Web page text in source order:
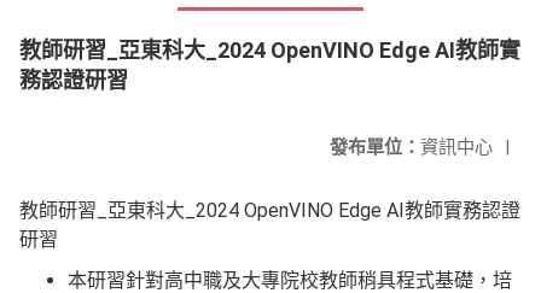
教師研習_亞東科大_2024 OpenVINO Edge AI教師實
務認證研習
發布單位： 資訊中心 |
教師研習_亞東科大_2024 OpenVINO Edge AI教師實務認證
研習
本研習針對高中職及大專院校教師稍具程式基礎，培